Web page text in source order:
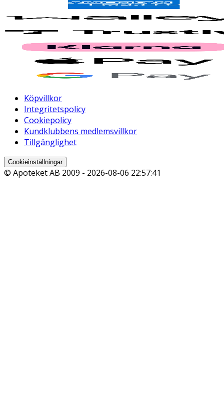
Köpvillkor
Integritetspolicy
Cookiepolicy
Kundklubbens medlemsvillkor
Tillgänglighet
Cookieinställningar
© Apoteket AB 2009 - 2026-08-06 22:57:41